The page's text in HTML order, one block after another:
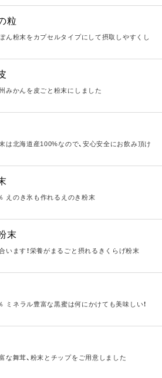
粒
ん粉末をカプセルタイプにして摂取しやすくし
みかんを皮ごと粉末にしました
は北海道産100%なので、安心安全にお飲み頂け
えのき氷も作れるえのき粉末
末
います！栄養がまるごと摂れるきくらげ粉末
ミネラル豊富な黒蜜は何にかけても美味しい！
な舞茸、粉末とチップをご用意しました